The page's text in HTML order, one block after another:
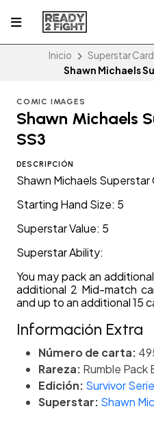
Inicio Superstar
Shawn Michaels
COMIC IMAGES
Shawn Michaels
SS3
DESCRIPCIÓN
Shawn Michaels Superstar
Starting Hand Size: 5
Superstar Value: 5
Superstar Ability:
You may pack an
additional 2 Mid-match
and up to an additional 15
Información Extra
Número de carta:
Rareza: Rumble Pack
Edición: Survivor
Superstar: Shawn